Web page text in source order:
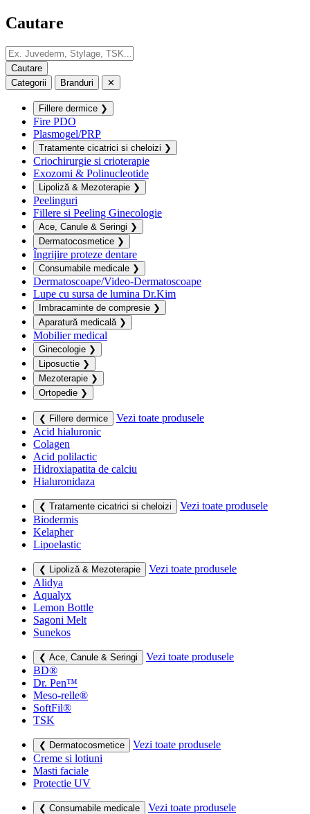
Cautare
Categorii Branduri ✕
Fillere dermice ❯
Fire PDO
Plasmogel/PRP
Tratamente cicatrici si cheloizi ❯
Criochirurgie si crioterapie
Exozomi & Polinucleotide
Lipoliză & Mezoterapie ❯
Peelinguri
Fillere si Peeling Ginecologie
Ace, Canule & Seringi ❯
Dermatocosmetice ❯
Îngrijire proteze dentare
Consumabile medicale ❯
Dermatoscoape/Video-Dermatoscoape
Lupe cu sursa de lumina Dr.Kim
Imbracaminte de compresie ❯
Aparatură medicală ❯
Mobilier medical
Ginecologie ❯
Liposuctie ❯
Mezoterapie ❯
Ortopedie ❯
❮ Fillere dermice
Vezi toate produsele
Acid hialuronic
Colagen
Acid polilactic
Hidroxiapatita de calciu
Hialuronidaza
❮ Tratamente cicatrici si cheloizi
Vezi toate produsele
Biodermis
Kelapher
Lipoelastic
❮ Lipoliză & Mezoterapie
Vezi toate produsele
Alidya
Aqualyx
Lemon Bottle
Sagoni Melt
Sunekos
❮ Ace, Canule & Seringi
Vezi toate produsele
BD®
Dr. Pen™
Meso-relle®
SoftFil®
TSK
❮ Dermatocosmetice
Vezi toate produsele
Creme si lotiuni
Masti faciale
Protectie UV
❮ Consumabile medicale
Vezi toate produsele